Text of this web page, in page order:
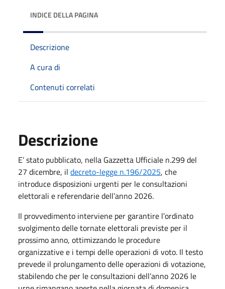
INDICE DELLA PAGINA
Descrizione
A cura di
Contenuti correlati
Descrizione
E’ stato pubblicato, nella Gazzetta Ufficiale n.299 del
27 dicembre, il decreto-legge n.196/2025, che
introduce disposizioni urgenti per le consultazioni
elettorali e referendarie dell’anno 2026.
Il provvedimento interviene per garantire l’ordinato
svolgimento delle tornate elettorali previste per il
prossimo anno, ottimizzando le procedure
organizzative e i tempi delle operazioni di voto. Il testo
prevede il prolungamento delle operazioni di votazione,
stabilendo che per le consultazioni dell’anno 2026 le